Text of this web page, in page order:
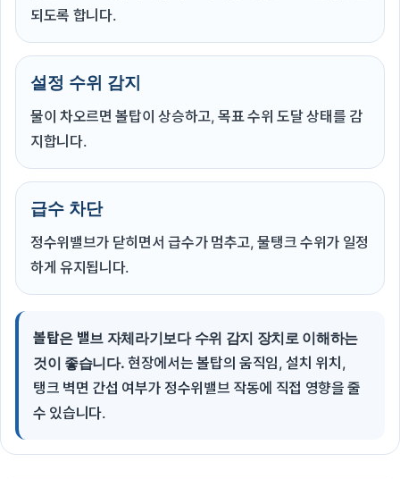
되도록 합니다.
설정 수위 감지
물이 차오르면 볼탑이 상승하고, 목표 수위 도달 상태를 감
지합니다.
급수 차단
정수위밸브가 닫히면서 급수가 멈추고, 물탱크 수위가 일정
하게 유지됩니다.
볼탑은 밸브 자체라기보다 수위 감지 장치로 이해하는
것이 좋습니다. 현장에서는 볼탑의 움직임, 설치 위치,
탱크 벽면 간섭 여부가 정수위밸브 작동에 직접 영향을 줄
수 있습니다.